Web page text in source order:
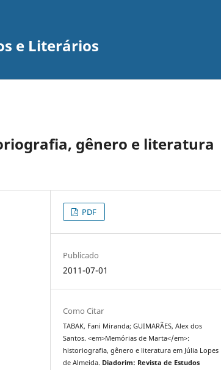
e Literários
gênero e literatura
PDF
Publicado
2011-07-01
Como Citar
TABAK, Fani Miranda; GUIMARÃES, Alex dos
Santos. <em>Memórias de Marta</em>:
historiografia, gênero e literatura em Júlia Lopes
de Almeida. Diadorim: Revista de Estudos